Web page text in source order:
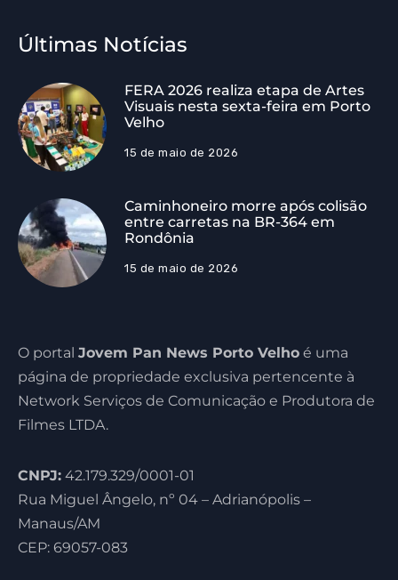
Últimas Notícias
FERA 2026 realiza etapa de Artes
Visuais nesta sexta-feira em Porto
Velho
15 de maio de 2026
Caminhoneiro morre após colisão
entre carretas na BR-364 em
Rondônia
15 de maio de 2026
O portal Jovem Pan News Porto Velho é uma
página de propriedade exclusiva pertencente à
Network Serviços de Comunicação e Produtora de
Filmes LTDA.
CNPJ: 42.179.329/0001-01
Rua Miguel Ângelo, nº 04 – Adrianópolis –
Manaus/AM
CEP: 69057-083